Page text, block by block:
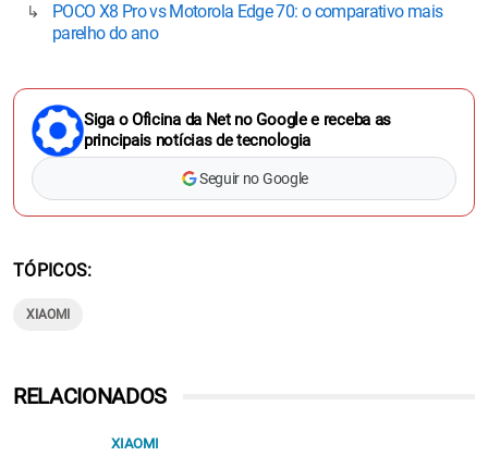
POCO X8 Pro vs Motorola Edge 70: o comparativo mais
parelho do ano
Siga o Oficina da Net no Google e receba as
principais notícias de tecnologia
Seguir no Google
TÓPICOS
XIAOMI
RELACIONADOS
XIAOMI